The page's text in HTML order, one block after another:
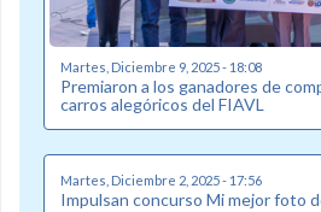
Martes, Diciembre 9, 2025 - 18:08
Premiaron a los ganadores de
carros alegóricos del FIAVL
Martes, Diciembre 2, 2025 - 17:56
Impulsan concurso Mi mejor foto